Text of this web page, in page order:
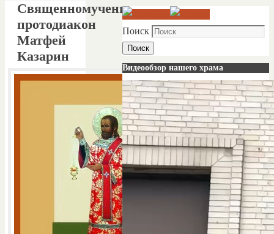
Cвященномученик
протодиакон
Матфей
Казарин
Поиск
Поиск
Видеообзор нашего храма